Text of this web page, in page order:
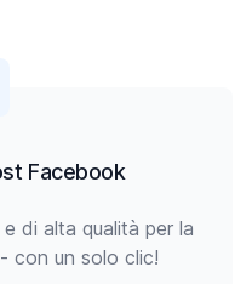
Facebook
di alta qualità per la
con un solo clic!